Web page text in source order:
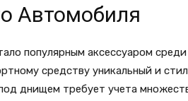
Автомобиля
популярным аксессуаром
средству уникальный и
днищем требует учета